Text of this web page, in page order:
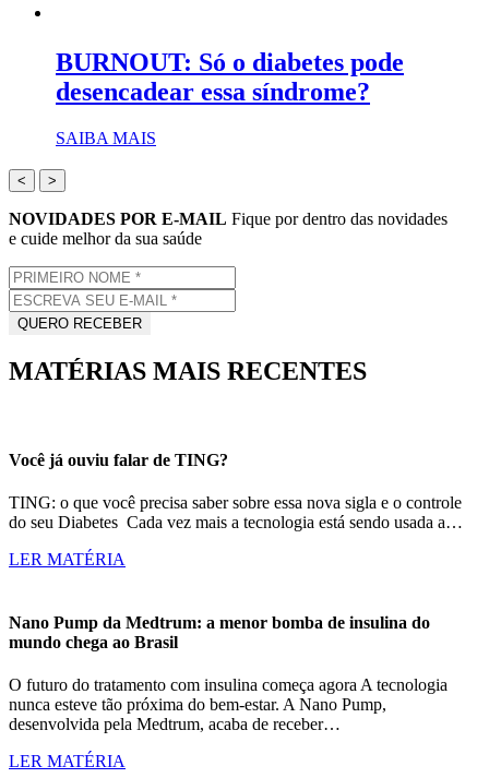
BURNOUT: Só o diabetes pode
desencadear essa síndrome?
SAIBA MAIS
< >
NOVIDADES POR E-MAIL Fique por dentro das novidades
e cuide melhor da sua saúde
MATÉRIAS MAIS RECENTES
Você já ouviu falar de TING?
TING: o que você precisa saber sobre essa nova sigla e o controle
do seu Diabetes Cada vez mais a tecnologia está sendo usada a…
LER MATÉRIA
Nano Pump da Medtrum: a menor bomba de insulina do
mundo chega ao Brasil
O futuro do tratamento com insulina começa agora A tecnologia
nunca esteve tão próxima do bem-estar. A Nano Pump,
desenvolvida pela Medtrum, acaba de receber…
LER MATÉRIA